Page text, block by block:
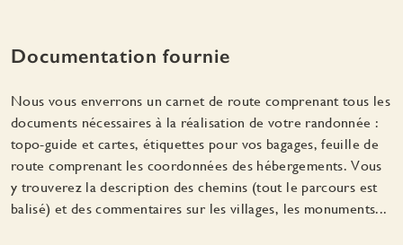
Documentation fournie
Nous vous enverrons un carnet de route comprenant tous les
documents nécessaires à la réalisation de votre randonnée :
topo-guide et cartes, étiquettes pour vos bagages, feuille de
route comprenant les coordonnées des hébergements. Vous
y trouverez la description des chemins (tout le parcours est
balisé) et des commentaires sur les villages, les monuments...